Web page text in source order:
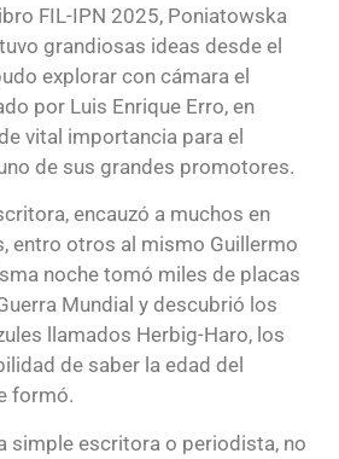
FIL-IPN 2025, Poniatowska
grandiosas ideas desde el
explorar con cámara el
por Luis Enrique Erro, en
vital importancia para el
de sus grandes promotores.
encauzó a muchos en
entro otros al mismo Guillermo
noche tomó miles de placas
Mundial y descubrió los
llamados Herbig-Haro, los
de saber la edad del
formó.
simple escritora o periodista, no